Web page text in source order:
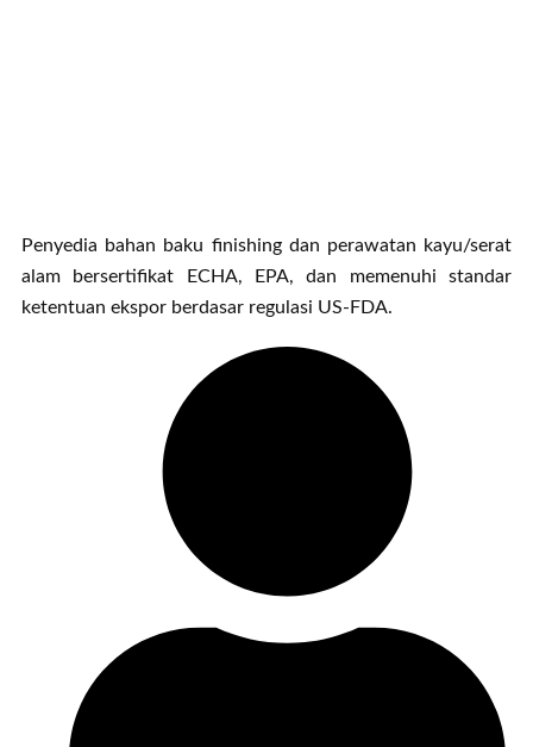
Penyedia bahan baku finishing dan perawatan kayu/serat
alam bersertifikat ECHA, EPA, dan memenuhi standar
ketentuan ekspor berdasar regulasi US-FDA.